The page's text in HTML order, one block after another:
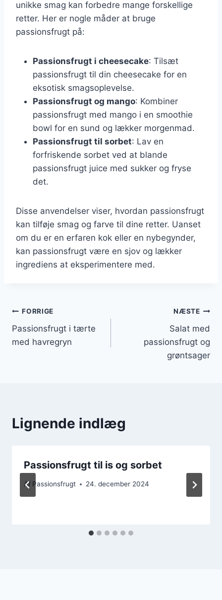
unikke smag kan forbedre mange forskellige
retter. Her er nogle måder at bruge
passionsfrugt på:
Passionsfrugt i cheesecake: Tilsæt
passionsfrugt til din cheesecake for en
eksotisk smagsoplevelse.
Passionsfrugt og mango: Kombiner
passionsfrugt med mango i en smoothie
bowl for en sund og lækker morgenmad.
Passionsfrugt til sorbet: Lav en
forfriskende sorbet ved at blande
passionsfrugt juice med sukker og fryse
det.
Disse anvendelser viser, hvordan passionsfrugt
kan tilføje smag og farve til dine retter. Uanset
om du er en erfaren kok eller en nybegynder,
kan passionsfrugt være en sjov og lækker
ingrediens at eksperimentere med.
Indlægsnavigation
FORRIGE
Passionsfrugt i tærte
med havregryn
NÆSTE
Salat med
passionsfrugt og
grøntsager
Lignende indlæg
Passionsfrugt til is og sorbet
Af Passionsfrugt 24. december 2024